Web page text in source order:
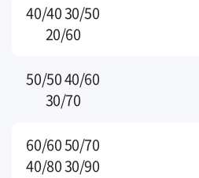
40/40 30/50
20/60
50/50 40/60
30/70
60/60 50/70
40/80 30/90